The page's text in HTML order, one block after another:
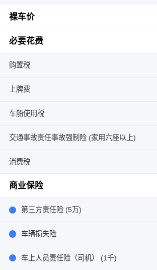
裸车价
必要花费
购置税
上牌费
车船使用税
交通事故责任事故强制险 (家用六座以上)
消费税
商业保险
第三方责任险 (5万)
车辆损失险
车上人员责任险（司机） (1千)